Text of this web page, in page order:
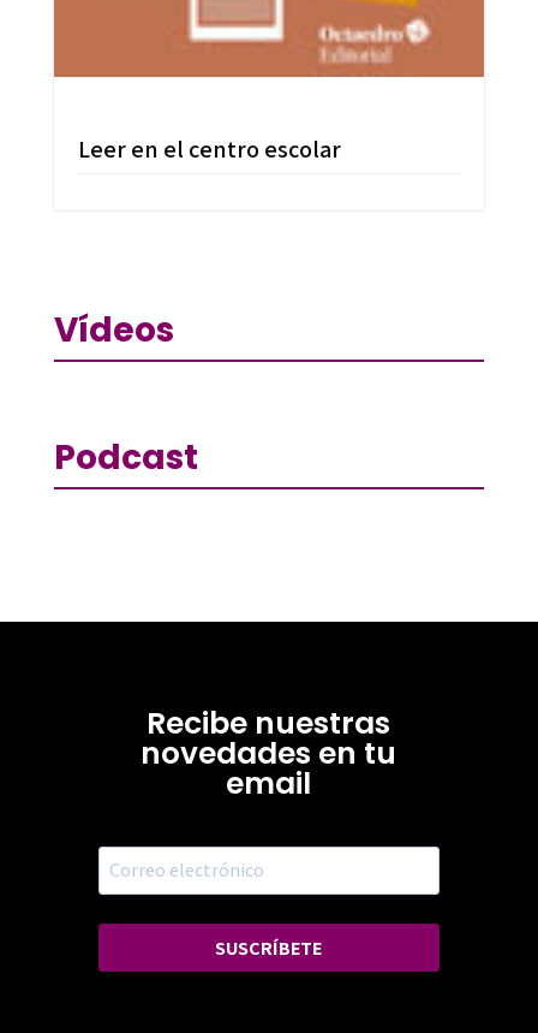
Leer en el centro escolar
Vídeos
Podcast
Recibe nuestras
novedades en tu
email
SUSCRÍBETE